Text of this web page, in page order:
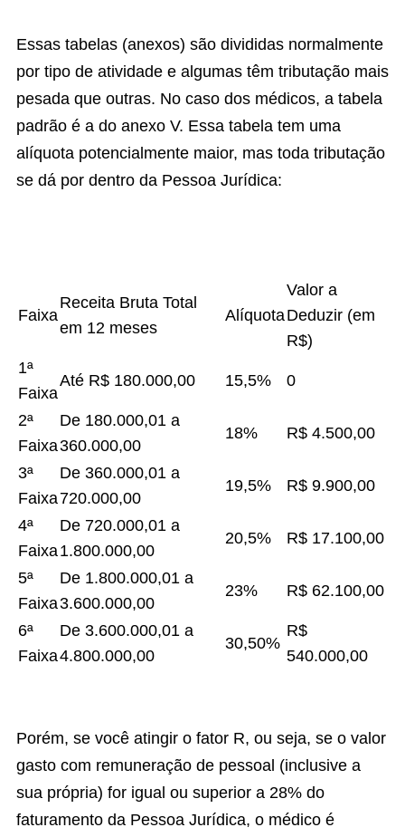
Essas tabelas (anexos) são divididas normalmente
por tipo de atividade e algumas têm tributação mais
pesada que outras. No caso dos médicos, a tabela
padrão é a do anexo V. Essa tabela tem uma
alíquota potencialmente maior, mas toda tributação
se dá por dentro da Pessoa Jurídica:
Faixa
Receita Bruta Total
em 12 meses
Alíquota
Valor a
Deduzir (em
R$)
1ª
Faixa
Até R$ 180.000,00 15,5% 0
2ª
Faixa
De 180.000,01 a
360.000,00
18% R$ 4.500,00
3ª
Faixa
De 360.000,01 a
720.000,00
19,5% R$ 9.900,00
4ª
Faixa
De 720.000,01 a
1.800.000,00
20,5% R$ 17.100,00
5ª
Faixa
De 1.800.000,01 a
3.600.000,00
23% R$ 62.100,00
6ª
Faixa
De 3.600.000,01 a
4.800.000,00
30,50%
R$
540.000,00
Porém, se você atingir o fator R, ou seja, se o valor
gasto com remuneração de pessoal (inclusive a
sua própria) for igual ou superior a 28% do
faturamento da Pessoa Jurídica, o médico é